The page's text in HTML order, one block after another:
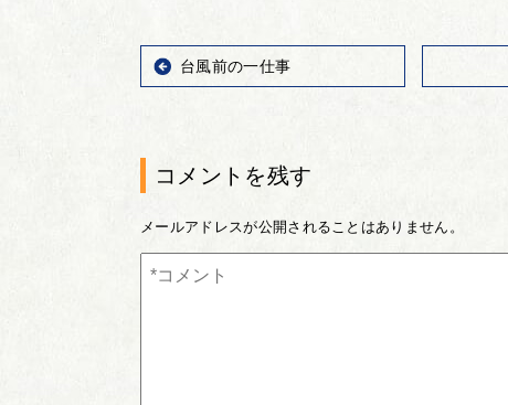
台風前の一仕事
コメントを残す
メールアドレスが公開されることはありません。